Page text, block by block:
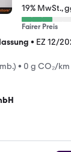
19% MwSt.
Fairer Preis
• EZ 12/
• 0 g CO₂/